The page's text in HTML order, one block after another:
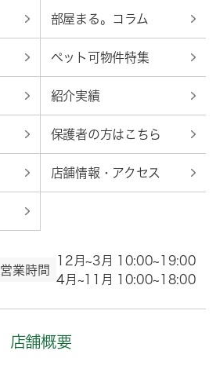
部屋まる。コラム
ペット可物件特集
紹介実績
保護者の方はこちら
店舗情報・アクセス
営業時間
12月~3月 10:00~19:00
4月~11月 10:00~18:00
店舗概要